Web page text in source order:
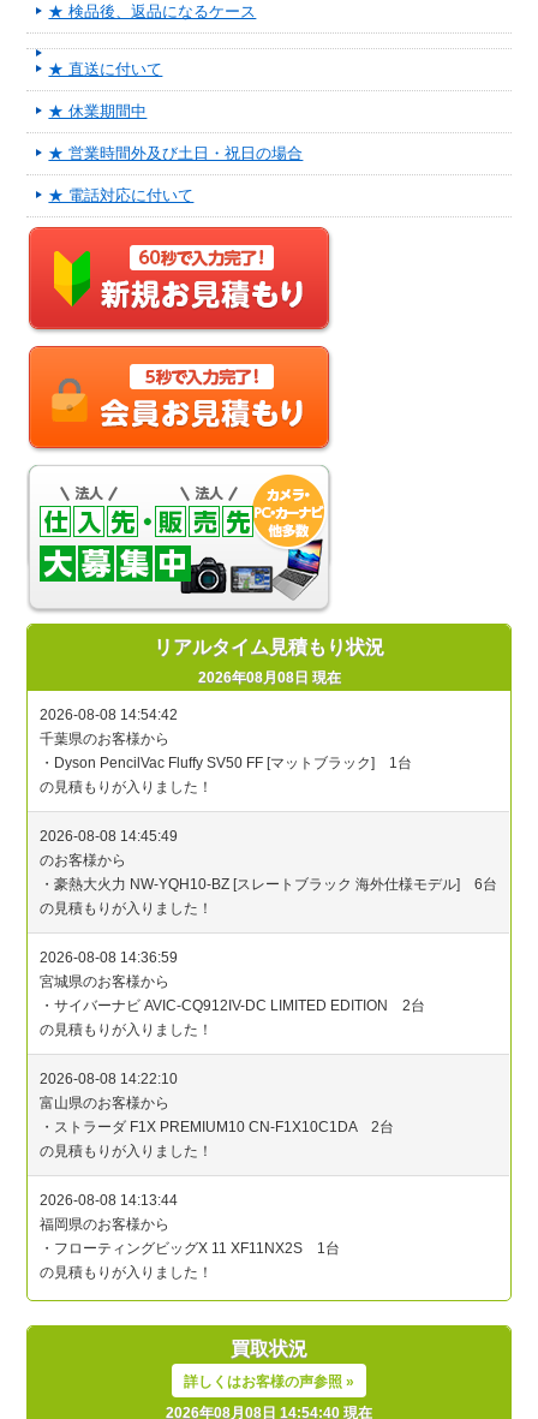
★ 検品後、返品になるケース
★ 直送に付いて
★ 休業期間中
★ 営業時間外及び土日・祝日の場合
★ 電話対応に付いて
リアルタイム見積もり状況
2026年08月08日 現在
買取状況
詳しくはお客様の声参照 »
2026年08月08日 14:54:40 現在